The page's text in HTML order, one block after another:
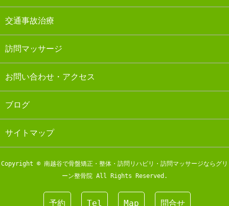
交通事故治療
訪問マッサージ
お問い合わせ・アクセス
ブログ
サイトマップ
Copyright © 南越谷で骨盤矯正・整体・訪問リハビリ・訪問マッサージならグリ
ーン整骨院 All Rights Reserved.
予約 Tel Map 問合せ